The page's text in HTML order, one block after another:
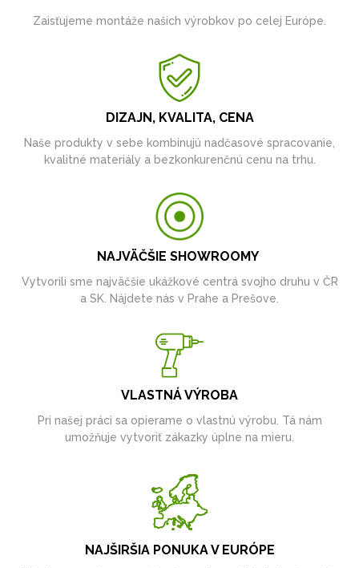
Zaisťujeme montáže našich výrobkov po celej Európe.
DIZAJN, KVALITA, CENA
Naše produkty v sebe kombinujú nadčasové spracovanie,
kvalitné materiály a bezkonkurenčnú cenu na trhu.
NAJVÄČŠIE SHOWROOMY
Vytvorili sme najväčšie ukážkové centrá svojho druhu v ČR
a SK. Nájdete nás v Prahe a Prešove.
VLASTNÁ VÝROBA
Pri našej práci sa opierame o vlastnú výrobu. Tá nám
umožňuje vytvoriť zákazky úplne na mieru.
NAJŠIRŠIA PONUKA V EURÓPE